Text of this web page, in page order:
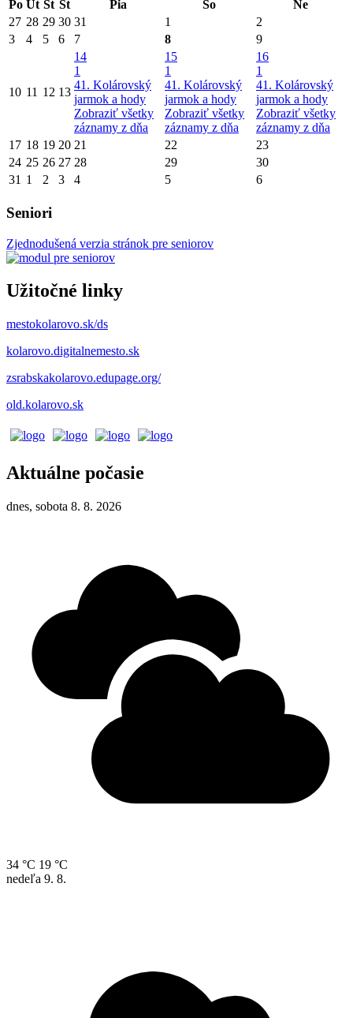
Po Ut St Št Pia So
Ne
27 28 29 30 31 1
2
3
4 5 6 7 8 9
10 11 12 13
14
1
41. Kolárovský
jarmok a hody
Zobraziť všetky
záznamy z dňa
15
1
41. Kolárovský
jarmok a hody
Zobraziť všetky
záznamy z dňa
16
1
41. Kolárovský
jarmok a hody
Zobraziť všetky
záznamy z dňa
17 18 19 20 21 22
23
24 25 26 27 28 29
30
31 1 2 3 4 5 6
Seniori
Zjednodušená verzia stránok pre seniorov
Užitočné linky
mestokolarovo.sk/ds
kolarovo.digitalnemesto.sk
zsrabskakolarovo.edupage.org/
old.kolarovo.sk
Aktuálne počasie
dnes, sobota 8. 8. 2026
34 °C 19 °C
nedeľa 9. 8.